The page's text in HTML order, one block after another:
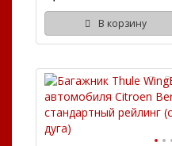
В корзину